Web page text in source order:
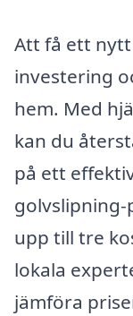
Att få ett
investering
hem. Med
kan du
på ett
golvslipning-
upp till tre
lokala
jämföra